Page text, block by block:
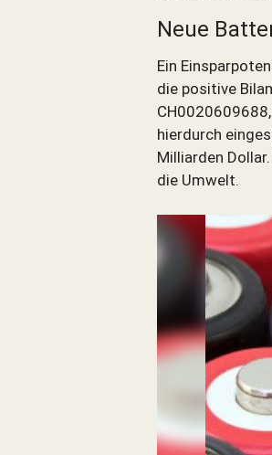
Neue
Ein
die positive
hierdurch
Milliarden
die Umwelt.